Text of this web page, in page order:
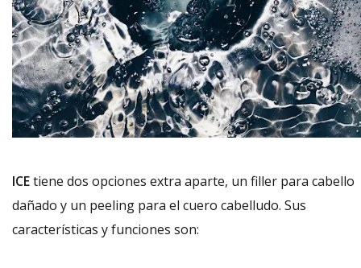
ICEtiene dos opciones extra aparte, un filler para cabello
dañado y un peeling para el cuero cabelludo. Sus
características y funciones son: